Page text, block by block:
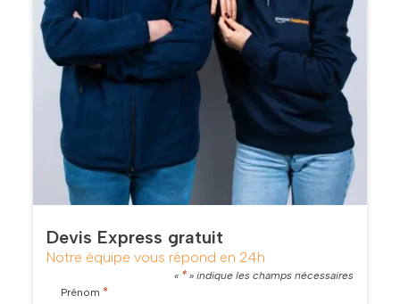
Devis Express gratuit
Notre équipe vous répond en 24h
« *» indique les champs nécessaires
Prénom *